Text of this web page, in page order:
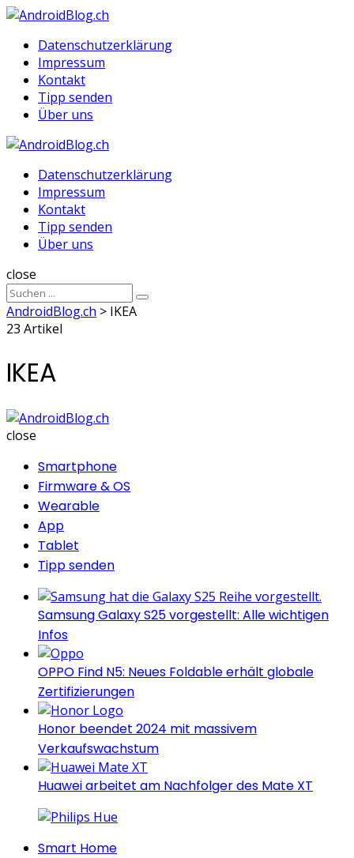
Menu
MenuDatenschutzerklärung
Impressum
Kontakt
Tipp senden
Über uns
Datenschutzerklärung
Impressum
Kontakt
Tipp senden
Über uns
Suche
close
Sucheergebnisse
für
Suche
AndroidBlog.ch > IKEA
23 Artikel
IKEA
close
Smartphone
Firmware & OS
Wearable
App
Tablet
Tipp senden
Samsung Galaxy S25 vorgestellt: Alle wichtigen
Infos
OPPO Find N5: Neues Foldable erhält globale
Zertifizierungen
Honor beendet 2024 mit massivem
Verkaufswachstum
Huawei arbeitet am Nachfolger des Mate XT
Categories
Smart Home